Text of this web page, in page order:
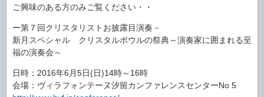
ご興味のある方のみご覧ください・・
ー第７回クリスタリストお披露目演奏－
新月スペシャル クリスタルボウルの祭典～演奏家に囲まれる至
福の演奏会～
日時：2016年6月5日(日)14時～16時
会場：ヴィラフォンテーヌ汐留カンファレンスセンターNo 5